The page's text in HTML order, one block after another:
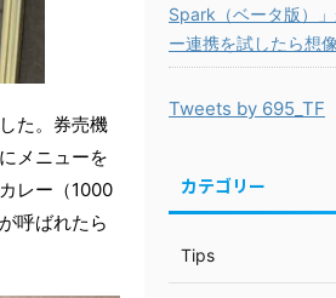
た。券売機
メニューを
レー（1000
呼ばれたら
Spark（ベータ版）
ー連携を試したら想
Tweets by 695_TF
カテゴリー
Tips